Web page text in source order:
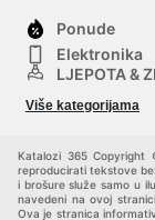
Ponude
Elektronika
LJEPOTA &
Bebe i djeca
Više kategorijama
Katalozi 365 Copyright
reproducirati tekstove
i brošure služe samo u
navedeni na ovoj
Ova je stranica